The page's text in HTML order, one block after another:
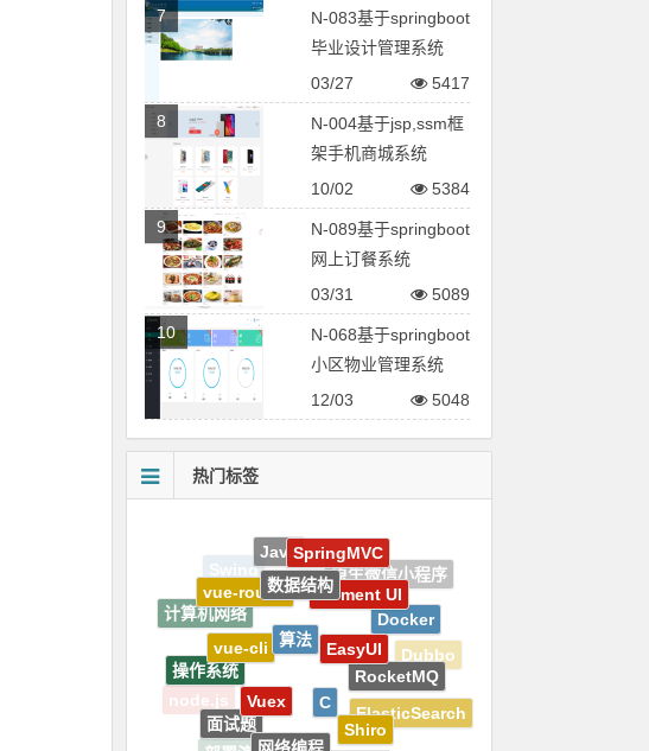
7
N-083基于springboot
毕业设计管理系统
03/27
5417
8
N-004基于jsp,ssm框
架手机商城系统
10/02
5384
9
N-089基于springboot
网上订餐系统
03/31
5089
10
N-068基于springboot
小区物业管理系统
12/03
5048
热门标签
计算机网络
vue-router
数据结构
Element UI
Docker
Dubbo
node.js
操作系统
vue-cli
算法
EasyUI
RocketMQ
ElasticSearch
SpringCloud
部署演示
面试题
Vuex C
Shiro
Jenkins
网络编程